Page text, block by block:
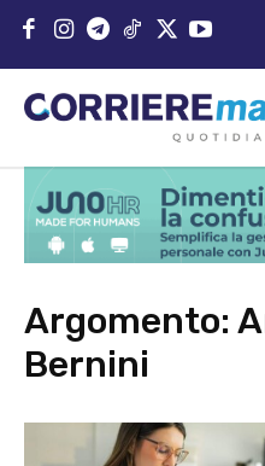
Argomento:
Bernini